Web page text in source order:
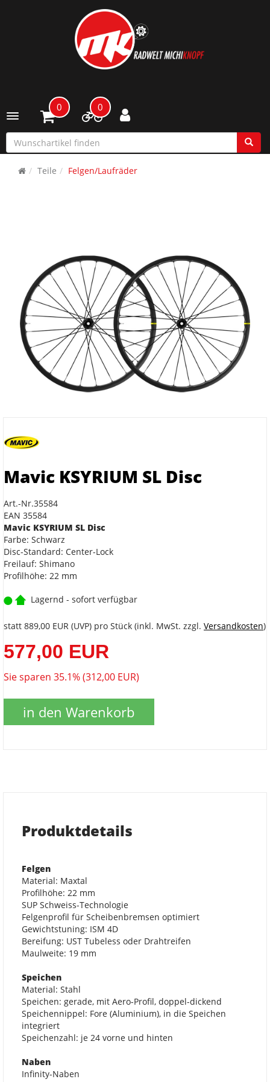
Toggle navigation
0 0
Teile Felgen/Laufräder
Mavic KSYRIUM SL Disc
Art.-Nr.35584
EAN 35584
Mavic KSYRIUM SL Disc
Farbe: Schwarz
Disc-Standard: Center-Lock
Freilauf: Shimano
Profilhöhe: 22 mm
Lagernd - sofort verfügbar
statt 889,00 EUR (UVP) pro Stück (inkl. MwSt. zzgl. Versandkosten)
577,00 EUR
Sie sparen 35.1% (312,00 EUR)
in den Warenkorb
Produktdetails
Felgen
Material: Maxtal
Profilhöhe: 22 mm
SUP Schweiss-Technologie
Felgenprofil für Scheibenbremsen optimiert
Gewichtstuning: ISM 4D
Bereifung: UST Tubeless oder Drahtreifen
Maulweite: 19 mm
Speichen
Material: Stahl
Speichen: gerade, mit Aero-Profil, doppel-dickend
Speichennippel: Fore (Aluminium), in die Speichen
integriert
Speichenzahl: je 24 vorne und hinten
Naben
Infinity-Naben